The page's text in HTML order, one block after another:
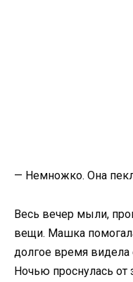
— Немножко. Она
Весь вечер мыли,
вещи. Машка
долгое время видела
Ночью проснулась от